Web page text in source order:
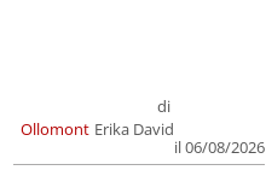
Ollomont
di
Erika David
il 06/08/2026